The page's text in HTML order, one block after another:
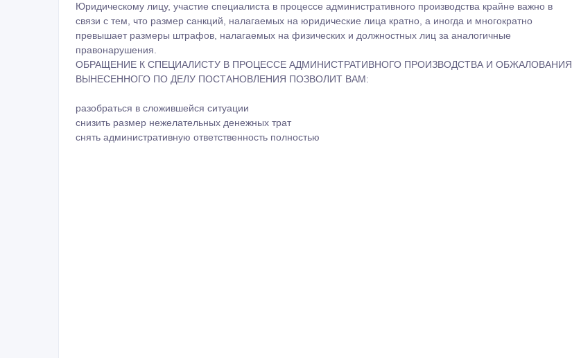
Юридическому лицу, участие специалиста в процессе административного производства крайне важно в
связи с тем, что размер санкций, налагаемых на юридические лица кратно, а иногда и многократно
превышает размеры штрафов, налагаемых на физических и должностных лиц за аналогичные
правонарушения.
ОБРАЩЕНИЕ К СПЕЦИАЛИСТУ В ПРОЦЕССЕ АДМИНИСТРАТИВНОГО ПРОИЗВОДСТВА И ОБЖАЛОВАНИЯ
ВЫНЕСЕННОГО ПО ДЕЛУ ПОСТАНОВЛЕНИЯ ПОЗВОЛИТ ВАМ:
разобраться в сложившейся ситуации
снизить размер нежелательных денежных трат
снять административную ответственность полностью